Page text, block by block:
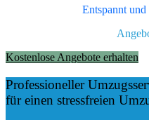
Entspannt und
Kostenlose Angebote erhalten
Professioneller
für einen stressfreien